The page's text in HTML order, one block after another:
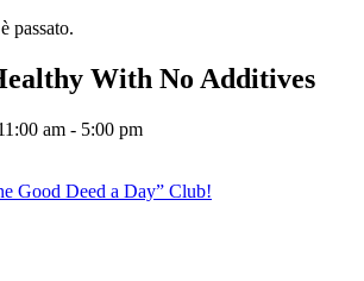
passato.
With No Additives
am - 5:00 pm
Good Deed a Day” Club!